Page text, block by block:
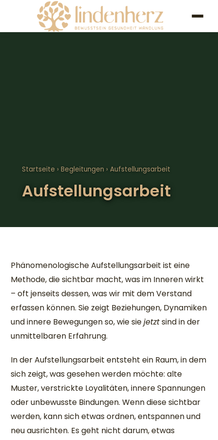
Startseite › Begleitungen › Aufstellungsarbeit
Aufstellungsarbeit
Phänomenologische Aufstellungsarbeit ist eine
Methode, die sichtbar macht, was im Inneren wirkt
– oft jenseits dessen, was wir mit dem Verstand
erfassen können. Sie zeigt Beziehungen, Dynamiken
und innere Bewegungen so, wie siejetztsind in der
unmittelbaren Erfahrung.
In der Aufstellungsarbeit entsteht ein Raum, in dem
sich zeigt, was gesehen werden möchte: alte
Muster, verstrickte Loyalitäten, innere Spannungen
oder unbewusste Bindungen. Wenn diese sichtbar
werden, kann sich etwas ordnen, entspannen und
neu ausrichten. Es geht nicht darum, etwas